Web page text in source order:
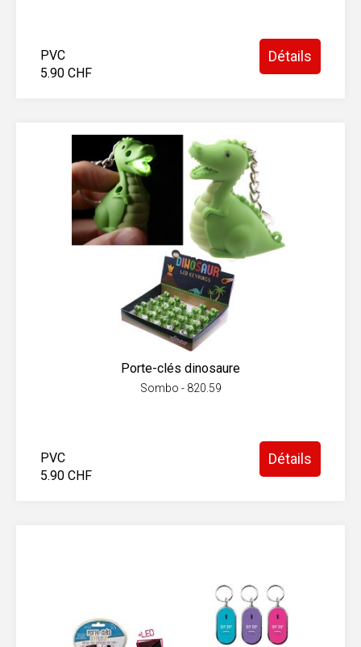
PVC
5.90 CHF
Détails
Porte-clés dinosaure
Sombo - 820.59
PVC
5.90 CHF
Détails